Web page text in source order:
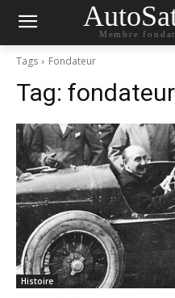
Membre
Tags Fondateur
Tag: fondateur
Histoire